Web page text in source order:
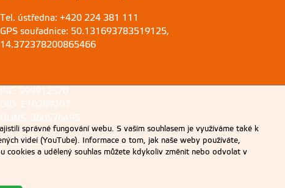
Tel. ústředna: +420 224 381 111
GPS souřadnice: 50.131693783519125,
14.372378200865466
PIC: 999912570
OID: E10209207
DUNS: 360576495
správné fungování webu. S vaším souhlasem je využíváme také k
videí (YouTube). Informace o tom, jak naše weby používáte,
cookies a udělený souhlas můžete kdykoliv změnit nebo odvolat v